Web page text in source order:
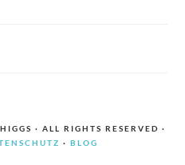
· ALL RIGHTS RESERVED ·
· BLOG